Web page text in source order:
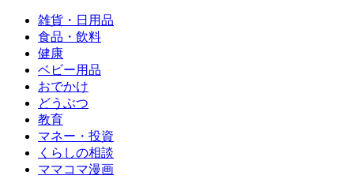
雑貨・日用品
食品・飲料
健康
ベビー用品
おでかけ
どうぶつ
教育
マネー・投資
くらしの相談
ママコマ漫画